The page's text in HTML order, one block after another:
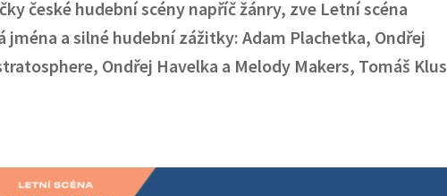
čky české hudebníscény napříč žánry, zve Letníscéna
jména a silné hudebnízážitky: Adam Plachetka, Ondřej
Ondřej Havelka a Melody Makers, Tomáš Klus